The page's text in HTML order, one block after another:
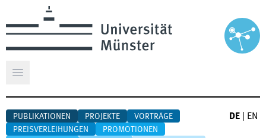
Hauptmenü öffnen
PUBLIKATIONEN PROJEKTE
VORTRÄGE
PREISVERLEIHUNGEN
PROMOTIONEN
DE EN